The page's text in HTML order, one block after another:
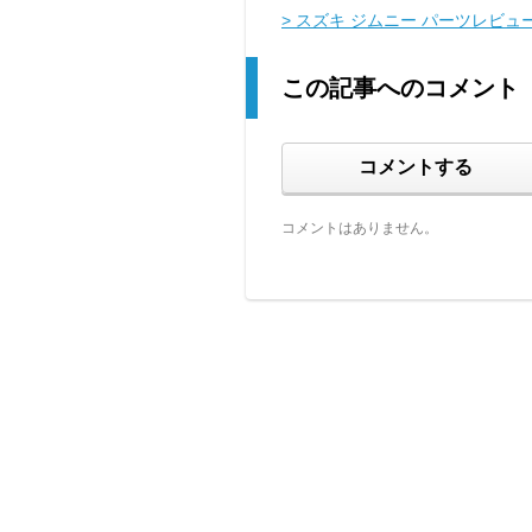
> スズキ ジムニー パーツレビュ
この記事へのコメント
コメントする
コメントはありません。